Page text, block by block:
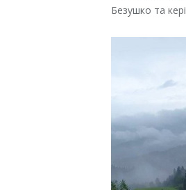
Безушко та